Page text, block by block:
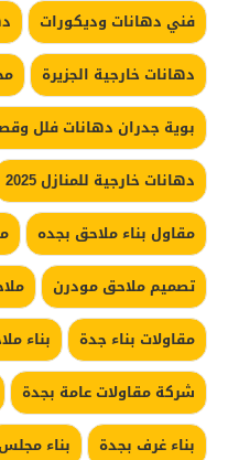
فني دهانات وديكورات
دهانات خارجية الجزيرة
بوية جدران دهانات فلل
دهانات خارجية للمنازل 2025
مقاول بناء ملاحق بجده
تصميم ملاحق مودرن
مقاولات بناء جدة
بناء
شركة مقاولات عامة بجدة
بناء غرف بجدة
بناء